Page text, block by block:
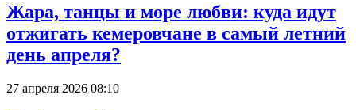
Жара, танцы и море любви: куда идут
отжигать кемеровчане в самый летний
день апреля?
27 апреля 2026 08:10